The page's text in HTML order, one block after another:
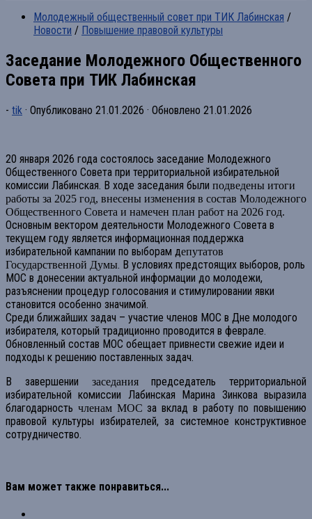
Молодежный общественный совет при ТИК Лабинская /
Новости / Повышение правовой культуры
Заседание Молодежного Общественного
Совета при ТИК Лабинская
- tik · Опубликовано 21.01.2026 · Обновлено 21.01.2026
20 января 2026 года состоялось заседание Молодежного
Общественного Совета при территориальной избирательной
комиссии Лабинская. В ходе заседания были подведены итоги
работы за 2025 год, внесены изменения в состав Молодежного
Общественного Совета и намечен план работ на 2026 год.
Основным вектором деятельности Молодежного Совета в
текущем году является информационная поддержка
избирательной кампании по выборам депутатов
Государственной Думы. В условиях предстоящих выборов, роль
МОС в донесении актуальной информации до молодежи,
разъяснении процедур голосования и стимулировании явки
становится особенно значимой.
Среди ближайших задач – участие членов МОС в Дне молодого
избирателя, который традиционно проводится в феврале.
Обновленный состав МОС обещает привнести свежие идеи и
подходы к решению поставленных задач.
В завершении заседанияпредседатель территориальной
избирательной комиссии Лабинская Марина Зинкова выразила
благодарность членам МОС за вклад в работу по повышению
правовой культуры избирателей, за системное конструктивное
сотрудничество.
Вам может также понравиться...